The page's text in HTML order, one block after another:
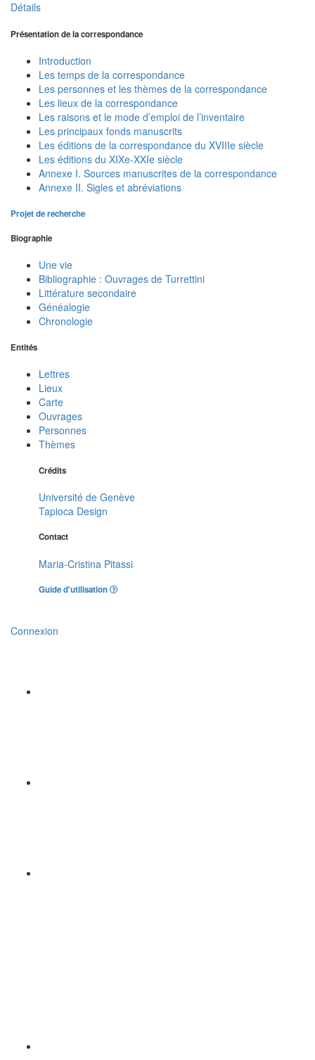
Détails
Présentation de la correspondance
Introduction
Les temps de la correspondance
Les personnes et les thèmes de la correspondance
Les lieux de la correspondance
Les raisons et le mode d’emploi de l’inventaire
Les principaux fonds manuscrits
Les éditions de la correspondance du XVIIIe siècle
Les éditions du XIXe-XXIe siècle
Annexe I. Sources manuscrites de la correspondance
Annexe II. Sigles et abréviations
Projet de recherche
Biographie
Une vie
Bibliographie : Ouvrages de Turrettini
Littérature secondaire
Généalogie
Chronologie
Entités
Lettres
Lieux
Carte
Ouvrages
Personnes
Thèmes
Crédits
Université de Genève
Tapioca Design
Contact
Maria-Cristina Pitassi
Guide d'utilisation
Connexion